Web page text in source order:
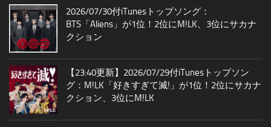
2026/07/30付iTunesトップソング：
BTS「Aliens」が1位！2位にM!LK、3位にサカナ
クション
【23:40更新】2026/07/29付iTunesトップソン
グ：M!LK「好きすぎて滅!」が1位！2位にサカナ
クション、3位にM!LK